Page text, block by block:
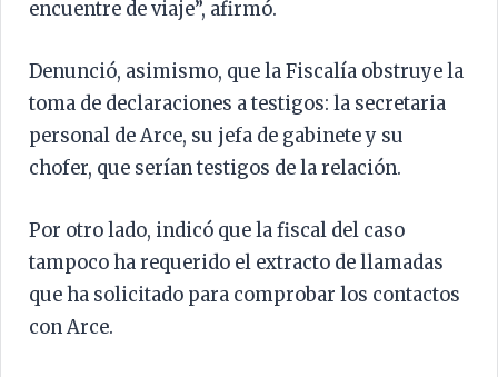
encuentre de viaje”, afirmó.
Denunció, asimismo, que la Fiscalía obstruye la
toma de declaraciones a testigos: la secretaria
personal de Arce, su jefa de gabinete y su
chofer, que serían testigos de la relación.
Por otro lado, indicó que la fiscal del caso
tampoco ha requerido el extracto de llamadas
que ha solicitado para comprobar los contactos
con Arce.